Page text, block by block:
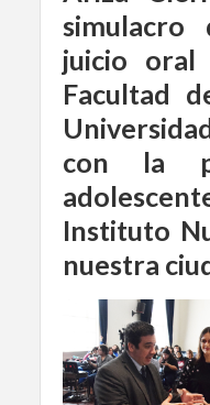
simulacro
juicio
Facultad
con la
Instituto
nuestra